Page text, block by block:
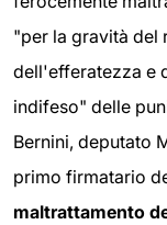
"per la gravità del
dell'efferatezza e
indifeso" delle
Bernini, deputato
primo firmatario
maltrattamento